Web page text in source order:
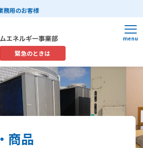
務用のお客様
緊急のときは
商品